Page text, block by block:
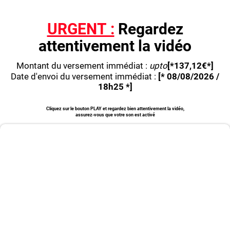
URGENT : Regardez
attentivement la vidéo
Montant du versement immédiat : upto[*137,12€*]
Date d'envoi du versement immédiat : [* 08/08/2026 /
18h25 *]
Cliquez sur le bouton PLAY et regardez bien attentivement la vidéo,
assurez-vous que votre son est activé